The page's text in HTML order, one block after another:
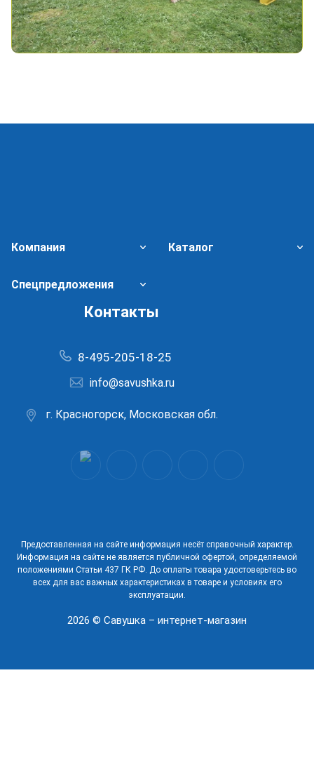
Компания Каталог
Спецпредложения
Контакты
8-495-205-18-25
info@savushka.ru
г. Красногорск, Московская обл.
Предоставленная на сайте информация несёт справочный характер.
Информация на сайте не является публичной офертой, определяемой
положениями Статьи 437 ГК РФ. До оплаты товара удостоверьтесь во
всех для вас важных характеристиках в товаре и условиях его
эксплуатации.
2026 © Савушка – интернет-магазин